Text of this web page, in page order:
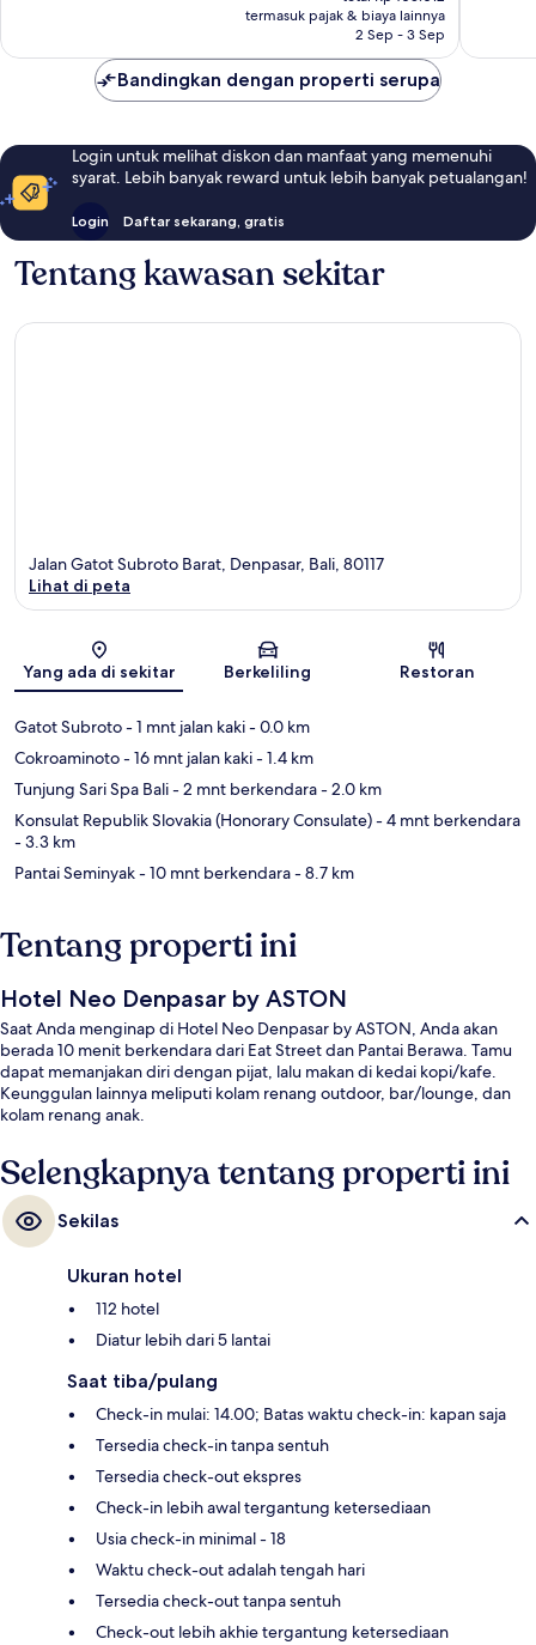
Rp334.721
termasuk pajak & biaya lainnya
2 Sep - 3 Sep
Bandingkan dengan properti serupa
Login untuk melihat diskon dan manfaat yang memenuhi
syarat. Lebih banyak reward untuk lebih banyak petualangan!
Login Daftar sekarang, gratis
Tentang kawasan sekitar
Peta
Jalan Gatot Subroto Barat, Denpasar, Bali, 80117
Lihat di peta
Yang ada di sekitar Berkeliling Restoran
Gatot Subroto- 1 mnt jalan kaki- 0.0 km
Cokroaminoto- 16 mnt jalan kaki- 1.4 km
Tunjung Sari Spa Bali- 2 mnt berkendara- 2.0 km
Konsulat Republik Slovakia (Honorary Consulate)- 4 mnt berkendara
- 3.3 km
Pantai Seminyak- 10 mnt berkendara- 8.7 km
Tentang properti ini
Hotel Neo Denpasar by ASTON
Saat Anda menginap di Hotel Neo Denpasar by ASTON, Anda akan
berada 10 menit berkendara dari Eat Street dan Pantai Berawa. Tamu
dapat memanjakan diri dengan pijat, lalu makan di kedai kopi/kafe.
Keunggulan lainnya meliputi kolam renang outdoor, bar/lounge, dan
kolam renang anak.
Selengkapnya tentang properti ini
Sekilas
Ukuran hotel
112 hotel
Diatur lebih dari 5 lantai
Saat tiba/pulang
Check-in mulai: 14.00; Batas waktu check-in: kapan saja
Tersedia check-in tanpa sentuh
Tersedia check-out ekspres
Check-in lebih awal tergantung ketersediaan
Usia check-in minimal - 18
Waktu check-out adalah tengah hari
Tersedia check-out tanpa sentuh
Check-out lebih akhie tergantung ketersediaan